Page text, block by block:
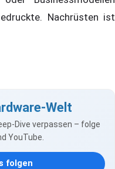
Nachrüsten ist
Welt
Dive verpassen – folge
YouTube.
folgen